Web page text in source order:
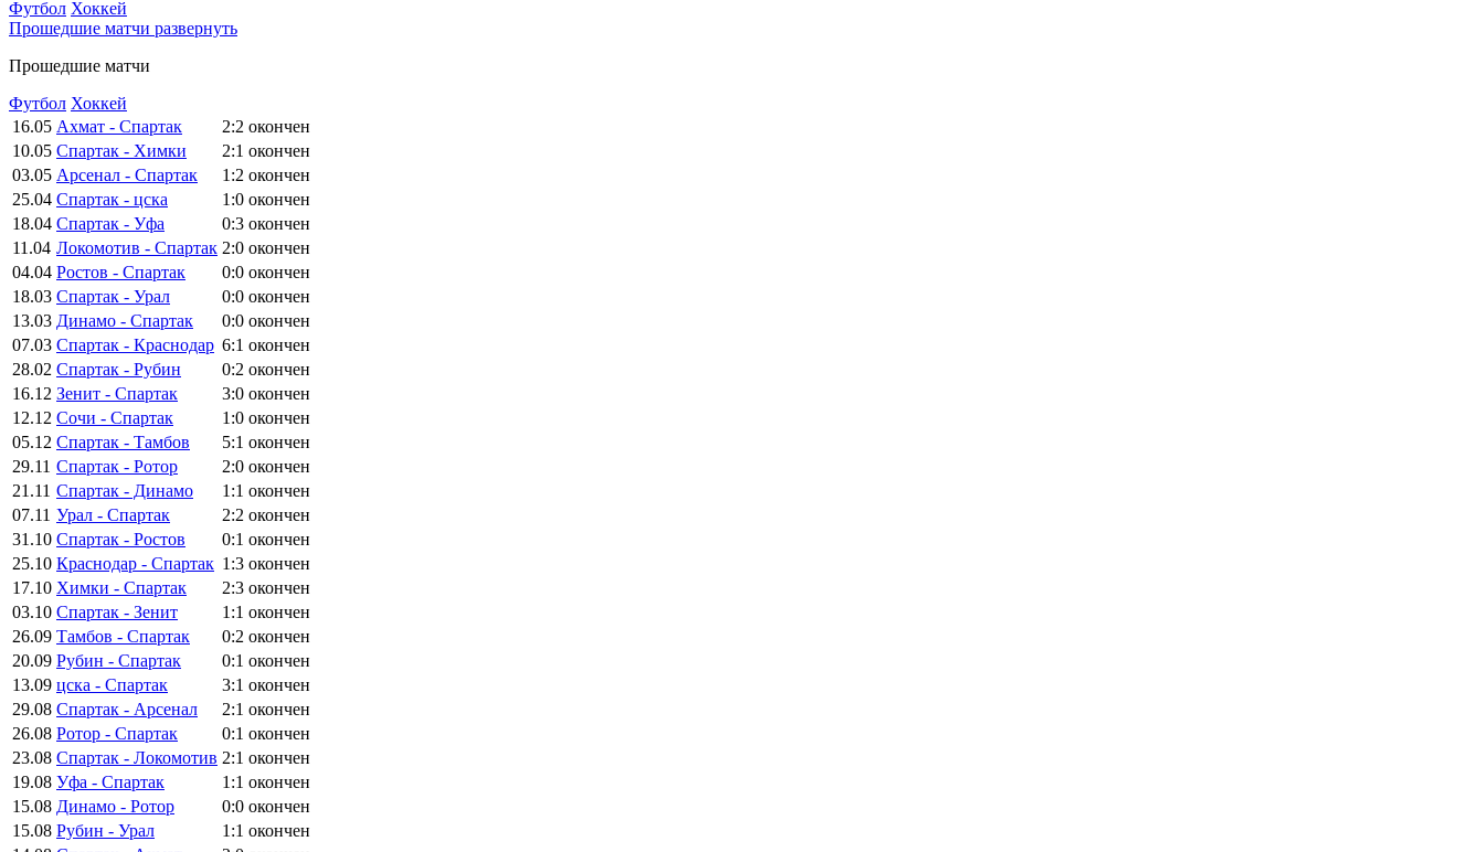
Футбол Хоккей
Прошедшие матчи развернуть
Прошедшие матчи
Футбол Хоккей
16.05 Ахмат - Спартак 2:2 окончен
10.05 Спартак - Химки 2:1 окончен
03.05 Арсенал - Спартак 1:2 окончен
25.04 Спартак - цска 1:0 окончен
18.04 Спартак - Уфа 0:3 окончен
11.04 Локомотив - Спартак 2:0 окончен
04.04 Ростов - Спартак 0:0 окончен
18.03 Спартак - Урал 0:0 окончен
13.03 Динамо - Спартак 0:0 окончен
07.03 Спартак - Краснодар 6:1 окончен
28.02 Спартак - Рубин 0:2 окончен
16.12 Зенит - Спартак 3:0 окончен
12.12 Сочи - Спартак 1:0 окончен
05.12 Спартак - Тамбов 5:1 окончен
29.11 Спартак - Ротор 2:0 окончен
21.11 Спартак - Динамо 1:1 окончен
07.11 Урал - Спартак 2:2 окончен
31.10 Спартак - Ростов 0:1 окончен
25.10 Краснодар - Спартак 1:3 окончен
17.10 Химки - Спартак 2:3 окончен
03.10 Спартак - Зенит 1:1 окончен
26.09 Тамбов - Спартак 0:2 окончен
20.09 Рубин - Спартак 0:1 окончен
13.09 цска - Спартак 3:1 окончен
29.08 Спартак - Арсенал 2:1 окончен
26.08 Ротор - Спартак 0:1 окончен
23.08 Спартак - Локомотив 2:1 окончен
19.08 Уфа - Спартак 1:1 окончен
15.08 Динамо - Ротор 0:0 окончен
15.08 Рубин - Урал 1:1 окончен